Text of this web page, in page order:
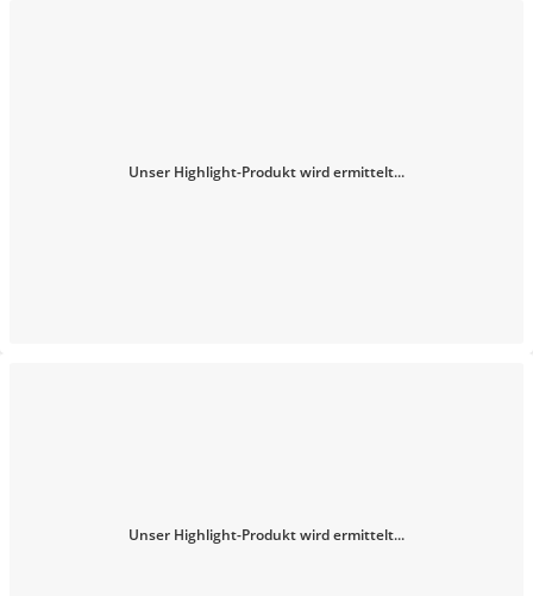
Unser Highlight-Produkt wird ermittelt...
Unser Highlight-Produkt wird ermittelt...